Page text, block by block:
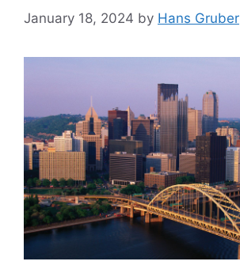
January 18, 2024 by Hans Gruber